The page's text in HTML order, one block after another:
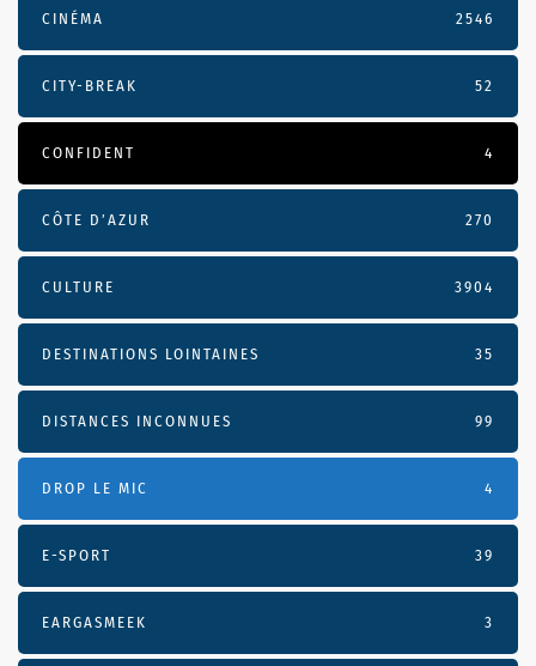
CINÉMA 2546
CITY-BREAK 52
CONFIDENT 4
CÔTE D’AZUR 270
CULTURE 3904
DESTINATIONS LOINTAINES 35
DISTANCES INCONNUES 99
DROP LE MIC 4
E-SPORT 39
EARGASMEEK 3